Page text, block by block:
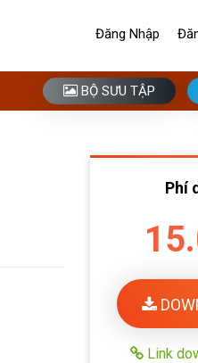
Đăng Nhập
BỘ SƯU TẬP
Phí
Link